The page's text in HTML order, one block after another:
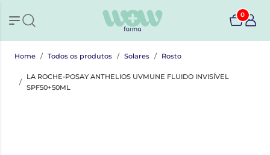
0
Home Todos os produtos Solares Rosto
LA ROCHE-POSAY ANTHELIOS UVMUNE FLUIDO INVISÍVEL
SPF50+50ML